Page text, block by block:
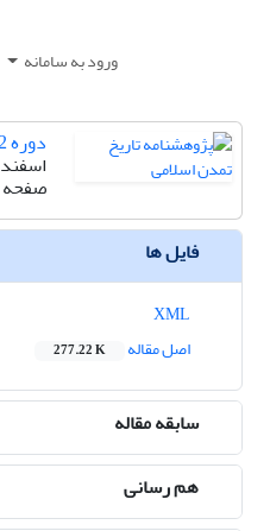
ورود به سامانه
دوره 52، شماره 2
اسفند 1398
صفحه
فایل ها
اصل مقاله
277.22 K
سابقه مقاله
هم رسانی